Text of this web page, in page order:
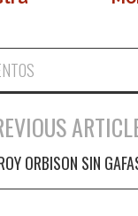
ORBISON SIN